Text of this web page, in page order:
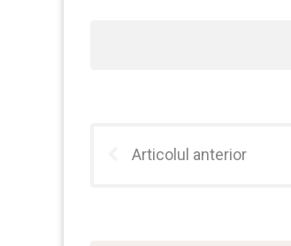
Articolul anterior